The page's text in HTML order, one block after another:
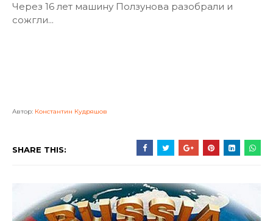
Через 16 лет машину Ползунова разобрали и
сожгли...
Автор: Константин Кудряшов
SHARE THIS: